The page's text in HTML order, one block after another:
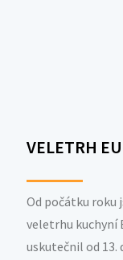
VELETRH
Od počátku roku
veletrhu kuchyní
uskutečnil od 13.